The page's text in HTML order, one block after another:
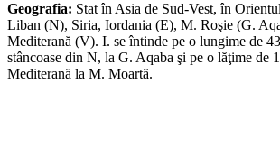
Geografia: Stat în Asia de Sud-Vest, în
Liban (N), Siria, Iordania (E), M. Roşie (G.
Mediterană (V). I. se întinde pe o lungime de
stâncoase din N, la G. Aqaba şi pe o lăţime de
Mediterană la M. Moartă.